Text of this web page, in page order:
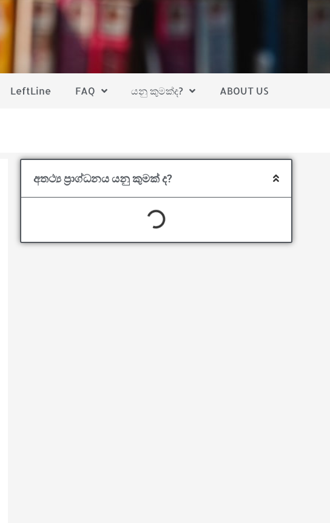
LeftLine FAQ යනු කුමක්ද? ABOUT US
අතථ්‍ය ප්‍රාග්ධනය යනු කුමක් ද?